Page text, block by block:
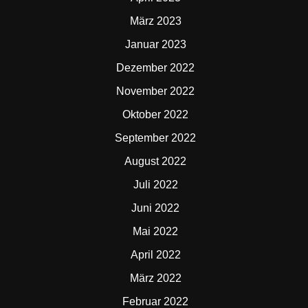
März 2023
Januar 2023
Dezember 2022
November 2022
Oktober 2022
September 2022
August 2022
Juli 2022
Juni 2022
Mai 2022
April 2022
März 2022
Februar 2022